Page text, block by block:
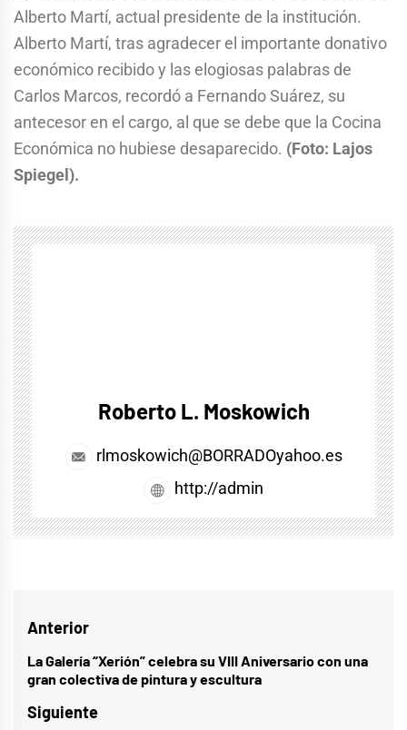
Alberto Martí, actual presidente de la institución.
Alberto Martí, tras agradecer el importante donativo
económico recibido y las elogiosas palabras de
Carlos Marcos, recordó a Fernando Suárez, su
antecesor en el cargo, al que se debe que la Cocina
Económica no hubiese desaparecido. (Foto: Lajos
Spiegel).
Roberto L. Moskowich
rlmoskowich@BORRADOyahoo.es
http://admin
Navegación
de
entradas
Anterior
Entrada
anterior:
La Galería “Xerión” celebra su VIII Aniversario con una
gran colectiva de pintura y escultura
Siguiente